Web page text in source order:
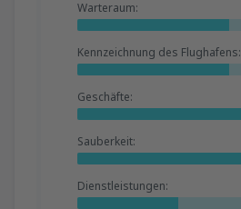
Warteraum:
Kennzeichnung des Flughafens:
Geschäfte:
Sauberkeit:
Dienstleistungen: